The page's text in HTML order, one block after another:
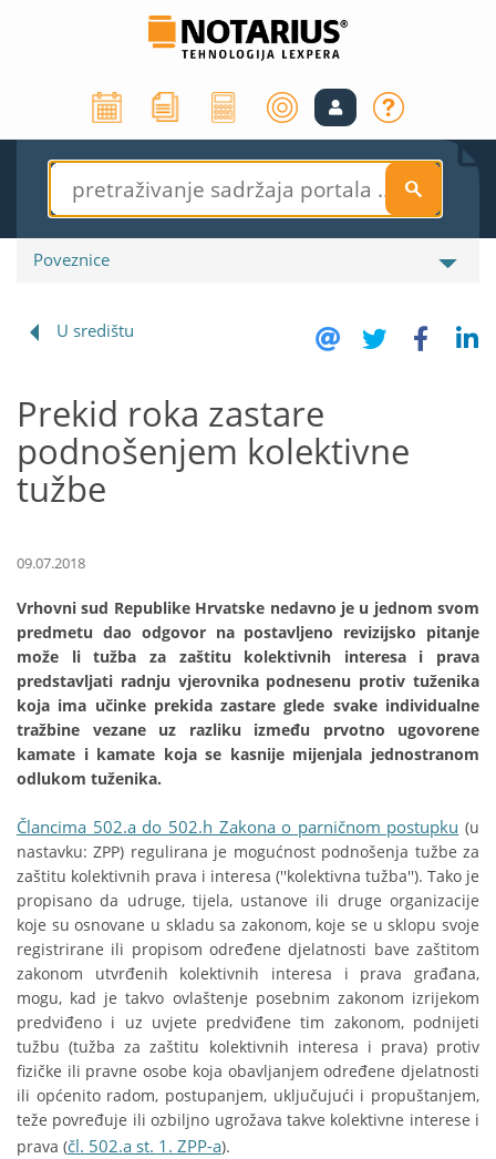
S
Poveznice
U središtu
Prekid roka zastare
podnošenjem kolektivne
tužbe
09.07.2018
Vrhovni sud Republike Hrvatske nedavno je u jednom svom
predmetu dao odgovor na postavljeno revizijsko pitanje
može li tužba za zaštitu kolektivnih interesa i prava
predstavljati radnju vjerovnika podnesenu protiv tuženika
koja ima učinke prekida zastare glede svake individualne
tražbine vezane uz razliku između prvotno ugovorene
kamate i kamate koja se kasnije mijenjala jednostranom
odlukom tuženika.
Člancima 502.a do 502.h Zakona o parničnom postupku (u
nastavku: ZPP) regulirana je mogućnost podnošenja tužbe za
zaštitu kolektivnih prava i interesa (''kolektivna tužba''). Tako je
propisano da udruge, tijela, ustanove ili druge organizacije
koje su osnovane u skladu sa zakonom, koje se u sklopu svoje
registrirane ili propisom određene djelatnosti bave zaštitom
zakonom utvrđenih kolektivnih interesa i prava građana,
mogu, kad je takvo ovlaštenje posebnim zakonom izrijekom
predviđeno i uz uvjete predviđene tim zakonom, podnijeti
tužbu (tužba za zaštitu kolektivnih interesa i prava) protiv
fizičke ili pravne osobe koja obavljanjem određene djelatnosti
ili općenito radom, postupanjem, uključujući i propuštanjem,
teže povređuje ili ozbiljno ugrožava takve kolektivne interese i
prava (čl. 502.a st. 1. ZPP-a).